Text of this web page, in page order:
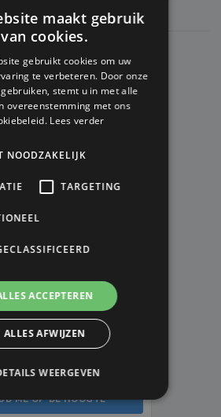
NIET LEVERBAAR
VLAGGENLIJN
- 10 VLAGGETJES
5m
V.A. € 2,50
ME OP DE HOOGTE
maakt gebruik
van cookies.
gebruikt cookies om uw
te verbeteren. Door onze
stemt u in met alle
overeenstemming met ons
Lees verder
NOODZAKELIJK
TARGETING
ACCEPTEREN
ALLES AFWIJZEN
WEERGEVEN